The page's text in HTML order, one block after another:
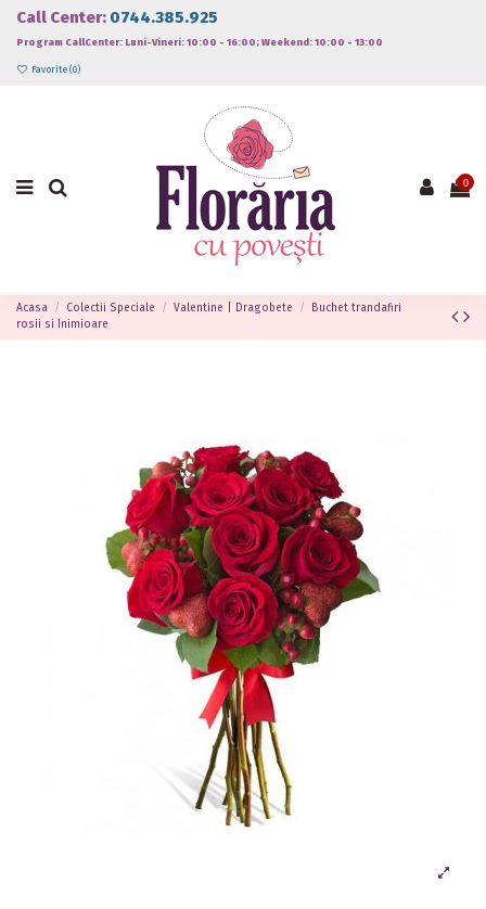
Call Center: 0744.385.925
Program CallCenter: Luni-Vineri: 10:00 - 16:00; Weekend: 10:00 - 13:00
Favorite (0)
0
Acasa Colectii Speciale Valentine | Dragobete
Buchet trandafiri
rosii si Inimioare